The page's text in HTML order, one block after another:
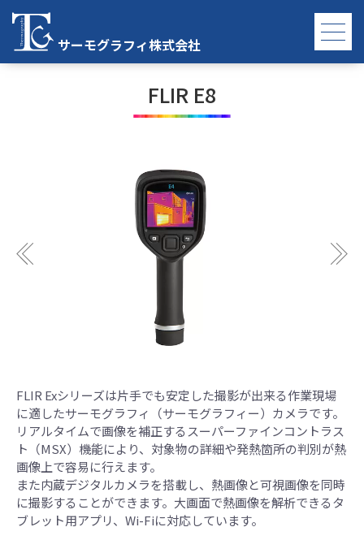
サーモグラフィ株式会社
TOP
FLIR E8
FLIR Exシリーズは片手でも安定した撮影が出来る作業現場
に適したサーモグラフィ（サーモグラフィー）カメラです。
リアルタイムで画像を補正するスーパーファインコントラス
ト（MSX）機能により、対象物の詳細や発熱箇所の判別が熱
画像上で容易に行えます。
また内蔵デジタルカメラを搭載し、熱画像と可視画像を同時
に撮影することができます。大画面で熱画像を解析できるタ
ブレット用アプリ、Wi-Fiに対応しています。